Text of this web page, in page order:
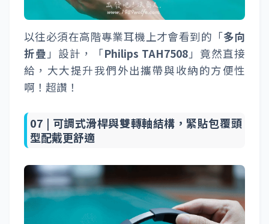
以往必須在高階專業耳機上才會看到的「多向
折疊 」設計，「Philips TAH7508 」竟然直接
給，大大提升我們外出攜帶與收納的方便性
啊！超讚！
07 | 可調式滑桿與雙轉軸結構，緊貼包覆頭
型配戴更舒適